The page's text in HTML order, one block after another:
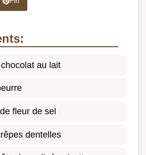
au lait
fleur de sel
dentelles